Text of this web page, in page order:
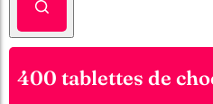
400 tablettes de